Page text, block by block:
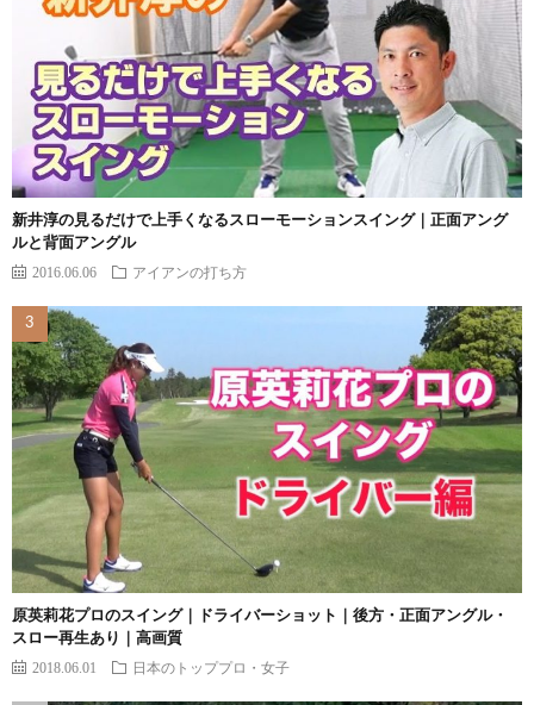
新井淳の見るだけで上手くなるスローモーションスイング｜正面アング
ルと背面アングル
2016.06.06 アイアンの打ち方
原英莉花プロのスイング｜ドライバーショット｜後方・正面アングル・
スロー再生あり｜高画質
2018.06.01 日本のトッププロ・女子